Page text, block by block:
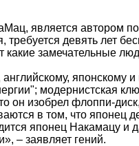
является автором
требуется девять
какие замечательные
японскому
модернистская
он изобрел флоппи-
в том, что японец
японец Накамацу и
– заявляет гений.